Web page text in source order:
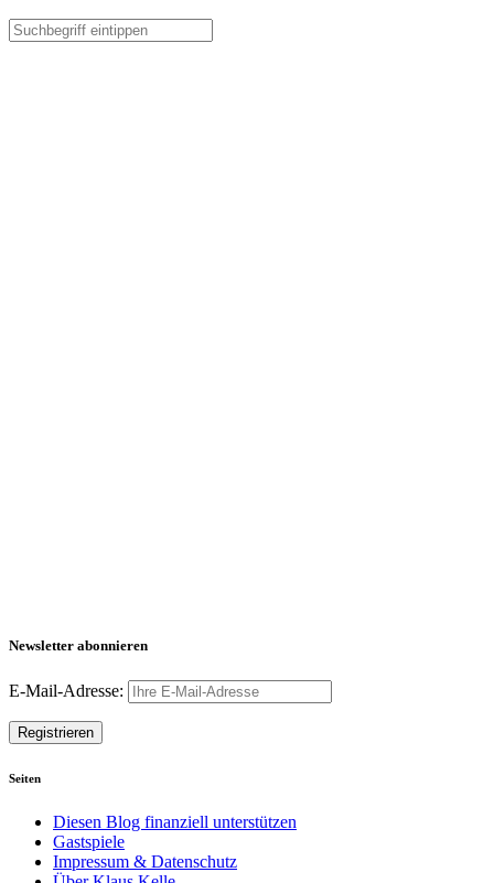
Newsletter abonnieren
E-Mail-Adresse:
Seiten
Diesen Blog finanziell unterstützen
Gastspiele
Impressum & Datenschutz